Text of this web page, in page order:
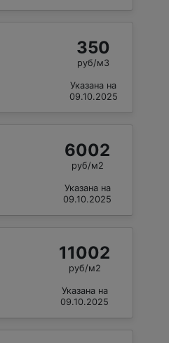
350
руб/м3
Указана на
09.10.2025
6002
руб/м2
Указана на
09.10.2025
11002
руб/м2
Указана на
09.10.2025